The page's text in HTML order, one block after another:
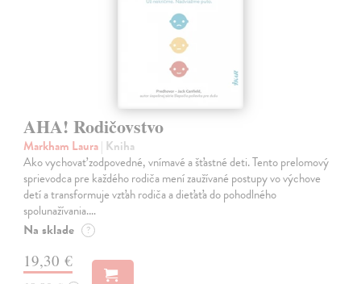
AHA! Rodičovstvo
Markham Laura| Kniha
Ako vychovať zodpovedné, vnímavé a šťastné deti. Tento prelomový
sprievodca pre každého rodiča mení zaužívané postupy vo výchove
detí a transformuje vzťah rodiča a dieťaťa do pohodlného
spolunažívania.…
Na sklade ?
19,30 €